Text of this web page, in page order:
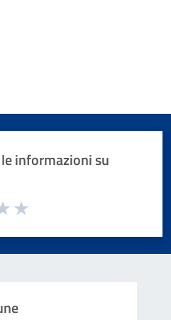
informazioni su